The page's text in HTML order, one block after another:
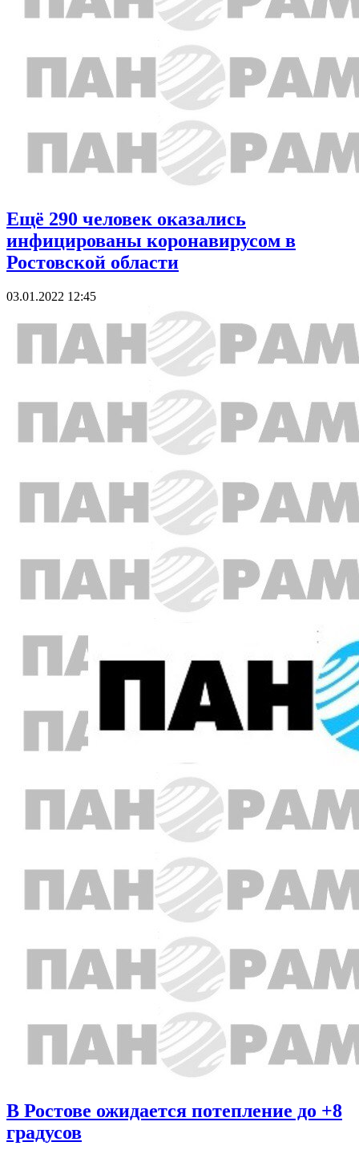
Ещё 290 человек оказались
инфицированы коронавирусом в
Ростовской области
03.01.2022 12:45
В Ростове ожидается потепление до +8
градусов